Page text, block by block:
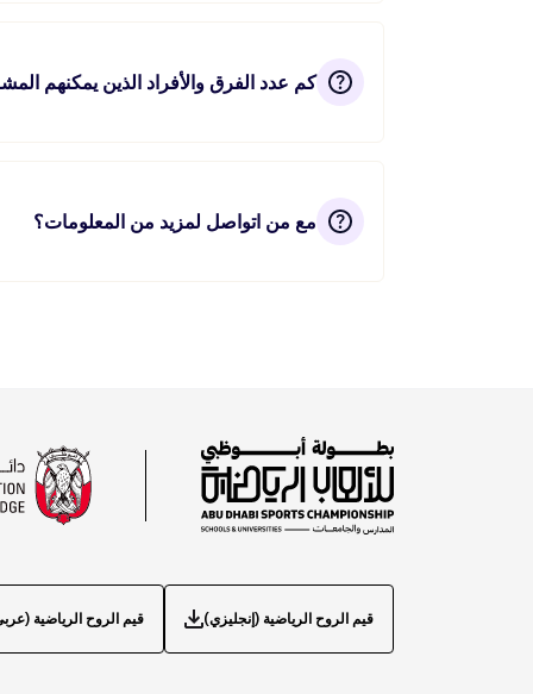
كم عدد الفرق والأفراد الذين يمكنهم
مع من اتواصل لمزيد من المعلومات؟
قيم الروح الرياضية (إنجليزي) قيم الروح الرياضية